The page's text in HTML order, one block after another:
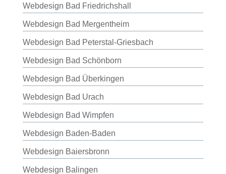
Webdesign Bad Friedrichshall
Webdesign Bad Mergentheim
Webdesign Bad Peterstal-Griesbach
Webdesign Bad Schönborn
Webdesign Bad Überkingen
Webdesign Bad Urach
Webdesign Bad Wimpfen
Webdesign Baden-Baden
Webdesign Baiersbronn
Webdesign Balingen